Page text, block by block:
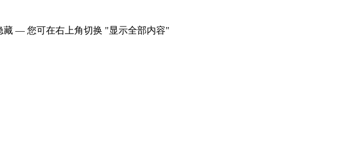
藏 — 您可在右上角切换 "显示全部内容"